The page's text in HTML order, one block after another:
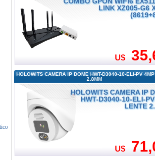
U$
LINK XZ005-G6
HOLOWITS CAMERA IP DOME HWT-D3040-10-ELI-PV
2.8MM
U$
HOLOWITS CAMERA IP
HWT-D3040-10-ELI-
LENTE